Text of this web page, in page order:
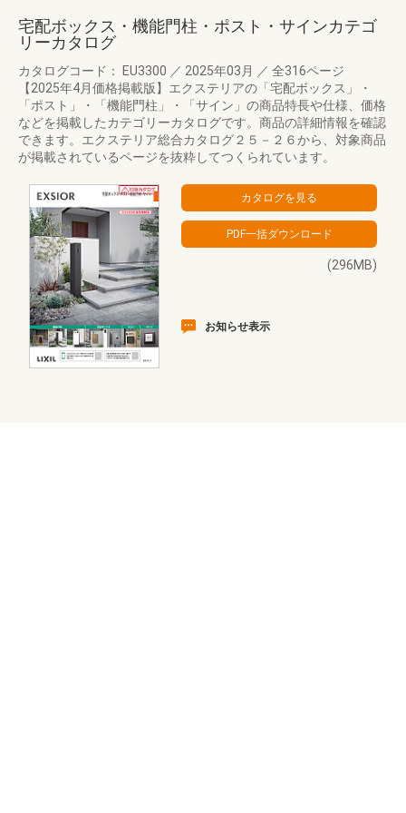
宅配ボックス・機能門柱・ポスト・サインカテゴ
リーカタログ
カタログコード： EU3300 ／ 2025年03月 ／ 全316ページ
【2025年4月価格掲載版】エクステリアの「宅配ボックス」・
「ポスト」・「機能門柱」・「サイン」の商品特長や仕様、価格
などを掲載したカテゴリーカタログです。商品の詳細情報を確認
できます。エクステリア総合カタログ２５－２６から、対象商品
が掲載されているページを抜粋してつくられています。
(296MB)
お知らせ表示